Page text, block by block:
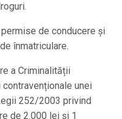
de conducere și
înmatriculare.
a Criminalității
unei
252/2003 privind
de 2.000 lei și 1